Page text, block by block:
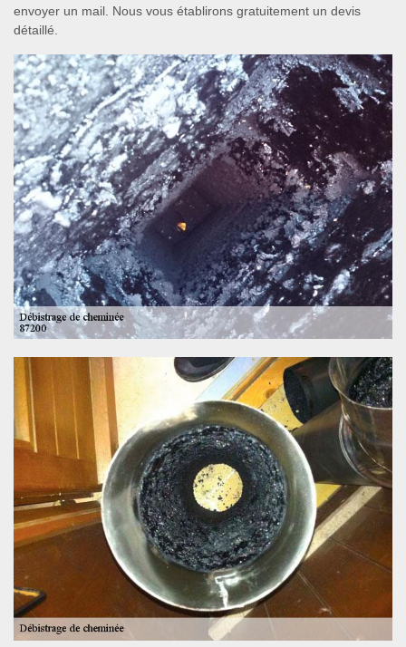
envoyer un mail. Nous vous établirons gratuitement un devis
détaillé.